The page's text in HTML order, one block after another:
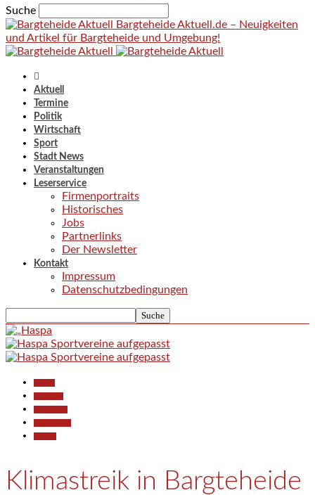
Suche
Bargteheide Aktuell.de – Neuigkeiten
und Artikel für Bargteheide und Umgebung!
Aktuell
Termine
Politik
Wirtschaft
Sport
Stadt News
Veranstaltungen
Leserservice
Firmenportraits
Historisches
Jobs
Partnerlinks
Der Newsletter
Kontakt
Impressum
Datenschutzbedingungen
Klimastreik in Bargteheide